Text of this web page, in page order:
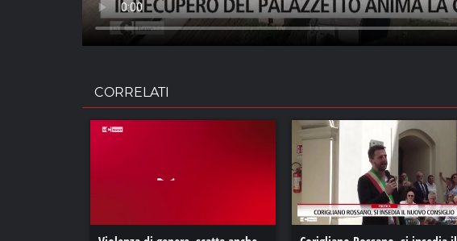
CORRELATI